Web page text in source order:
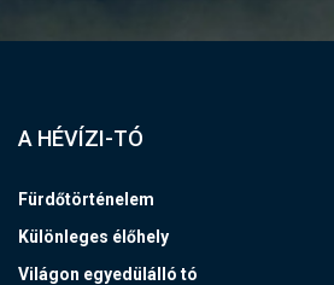
A HÉVÍZI-TÓ
Fürdőtörténelem
Különleges élőhely
Világon egyedülálló tó